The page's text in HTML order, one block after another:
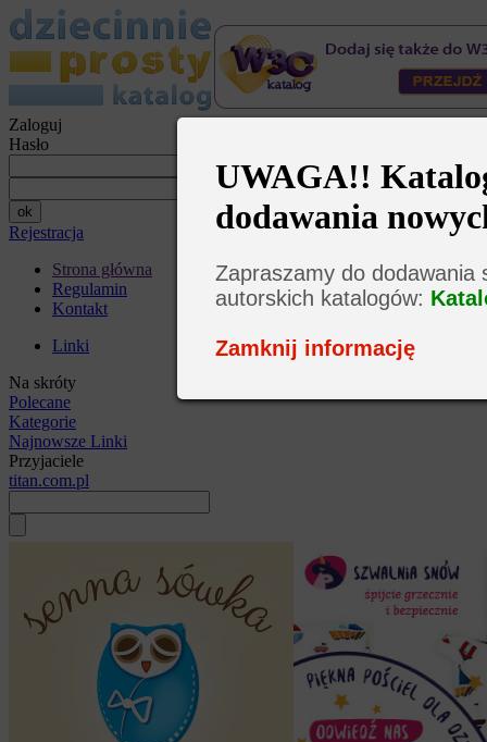
UWAGA!!
dodawania
Zapraszamy do dodawania
autorskich katalogów:
Zamknij informację
Zaloguj
Hasło
Rejestracja
Strona główna
Regulamin
Kontakt
Linki
Na skróty
Polecane
Kategorie
Najnowsze Linki
Przyjaciele
titan.com.pl